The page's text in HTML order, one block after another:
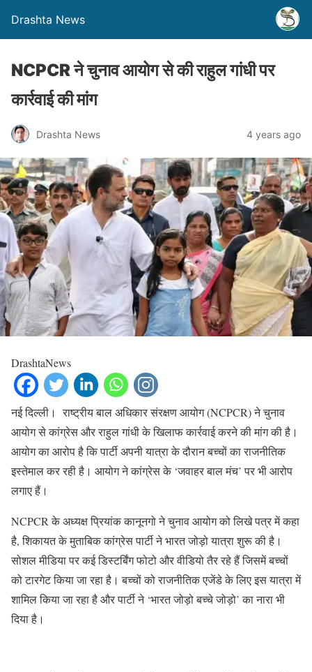
Drashta News
NCPCR ने चुनाव आयोग से की राहुल गांधी पर
कार्रवाई की मांग
Drashta News 4 years ago
DrashtaNews
नई दिल्ली। राष्ट्रीय बाल अधिकार संरक्षण आयोग (NCPCR) ने चुनाव
आयोग से कांग्रेस और राहुल गांधी के खिलाफ कार्रवाई करने की मांग की है।
आयोग का आरोप है कि पार्टी अपनी यात्रा के दौरान बच्चों का राजनीतिक
इस्तेमाल कर रही है। आयोग ने कांग्रेस के ‘जवाहर बाल मंच’ पर भी आरोप
लगाए हैं।
NCPCR के अध्यक्ष प्रियांक कानूनगो ने चुनाव आयोग को लिखे पत्र में कहा
है, शिकायत के मुताबिक कांग्रेस पार्टी ने भारत जोड़ो यात्रा शुरू की है।
सोशल मीडिया पर कई डिस्टर्बिंग फोटो और वीडियो तैर रहे हैं जिसमें बच्चों
को टारगेट किया जा रहा है। बच्चों को राजनीतिक एजेंडे के लिए इस यात्रा में
शामिल किया जा रहा है और पार्टी ने ‘भारत जोड़ो बच्चे जोड़ो’ का नारा भी
दिया है।